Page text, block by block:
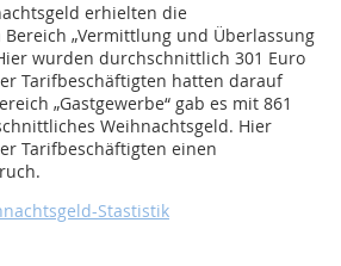
erhielten die
„Vermittlung und Überlassung
wurden durchschnittlich 301 Euro
Tarifbeschäftigten hatten darauf
„Gastgewerbe“ gab es mit 861
Weihnachtsgeld. Hier
Tarifbeschäftigten einen
Stastistik